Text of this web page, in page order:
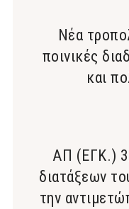
Νέα
ποινικές
και
ΑΠ (ΕΓΚ.)
διατάξεων
την